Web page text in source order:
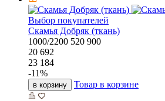
Выбор покупателей
Скамья Добряк (ткань)
1000/2200 520 900
20 692
23 184
-11%
в корзину Товар в корзине